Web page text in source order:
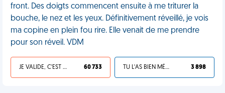
front. Des doigts commencent ensuite à me triturer la
bouche, le nez et les yeux. Définitivement réveillé, je vois
ma copine en plein fou rire. Elle venait de me prendre
pour son réveil. VDM
JE VALIDE, C'EST UNE VDM 60 733 TU L'AS BIEN MÉRITÉ 3 898